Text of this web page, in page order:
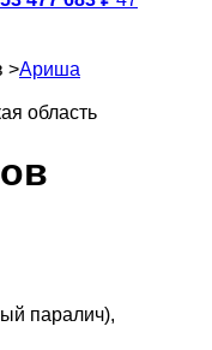
>Ариша
область
паралич),